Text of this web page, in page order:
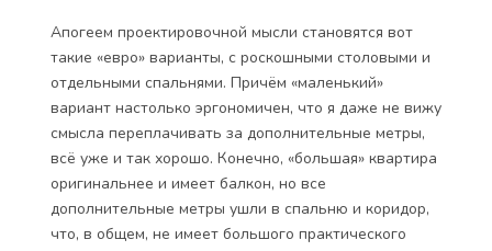
Апогеем проектировочной мысли становятся вот
такие «евро» варианты, с роскошными столовыми и
отдельными спальнями. Причём «маленький»
вариант настолько эргономичен, что я даже не вижу
смысла переплачивать за дополнительные метры,
всё уже и так хорошо. Конечно, «большая» квартира
оригинальнее и имеет балкон, но все
дополнительные метры ушли в спальню и коридор,
что, в общем, не имеет большого практического